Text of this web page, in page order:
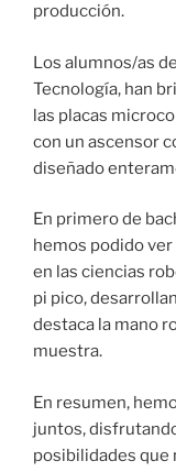
producción.
Los alumnos/as
Tecnología, han
las placas
con un ascensor
diseñado
En primero de
hemos podido
en las ciencias
pi pico,
destaca la mano
muestra.
En resumen,
juntos,
posibilidades que